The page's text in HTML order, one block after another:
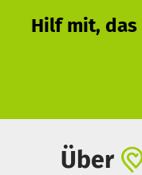
Unterstützung.
Hilf mit,
Über